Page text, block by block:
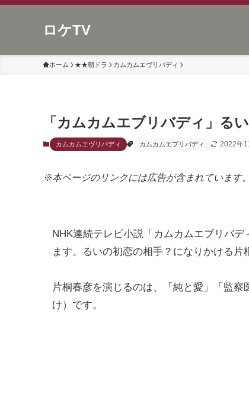
ロケTV
ホーム ★★朝ドラ カムカムエヴリバディ
「カムカムエブリバディ」る
カムカムエヴリバディ カムカムエブリバディ 2022年
※本ページのリンクには広告が含まれています。
NHK連続テレビ小説「カムカムエブリバ
ます。るいの初恋の相手？になりかける
片桐春彦を演じるのは、「純と愛」「監
け）です。